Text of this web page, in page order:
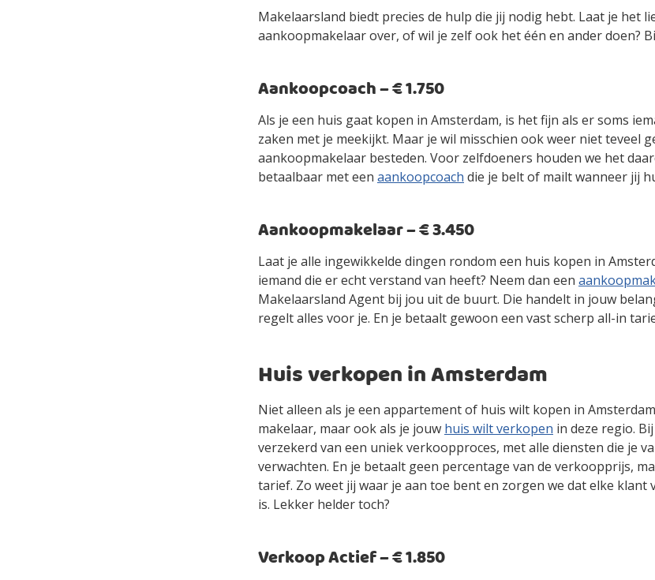
Makelaarsland biedt precies de hulp die jij nodig hebt. Laat je het
aankoopmakelaar over, of wil je zelf ook het één en ander doen?
Aankoopcoach – € 1.750
Als je een huis gaat kopen in Amsterdam, is het fijn als er soms
zaken met je meekijkt. Maar je wil misschien ook weer niet teveel
aankoopmakelaar besteden. Voor zelfdoeners houden we het
betaalbaar met een aankoopcoach die je belt of mailt wanneer jij
Aankoopmakelaar – € 3.450
Laat je alle ingewikkelde dingen rondom een huis kopen in
iemand die er echt verstand van heeft? Neem dan een
Makelaarsland Agent bij jou uit de buurt. Die handelt in jouw
regelt alles voor je. En je betaalt gewoon een vast scherp all-in
Huis verkopen in Amsterdam
Niet alleen als je een appartement of huis wilt kopen in
makelaar, maar ook als je jouw huis wilt verkopen in deze regio.
verzekerd van een uniek verkoopproces, met alle diensten die je
verwachten. En je betaalt geen percentage van de verkoopprijs,
tarief. Zo weet jij waar je aan toe bent en zorgen we dat elke klant
is. Lekker helder toch?
Verkoop Actief – € 1.850